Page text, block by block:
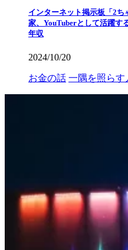
インターネット掲示板「2
家、YouTuberとして活躍す
年収
2024/10/20
お金の話 一隅を照らす